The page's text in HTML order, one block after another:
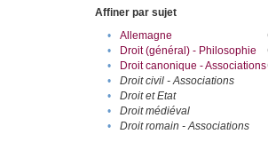
Affiner par sujet
•
Allemagne
•
Droit (général) - Philosophie
•
Droit canonique - Associations
•
Droit civil - Associations
•
Droit et Etat
•
Droit médiéval
•
Droit romain - Associations